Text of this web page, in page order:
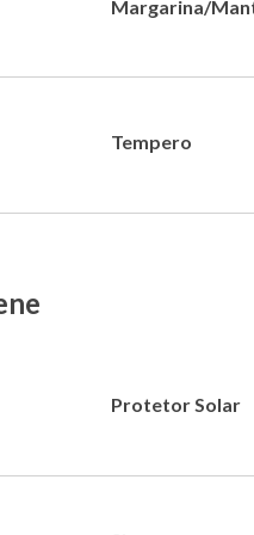
Margarina/
Tempero
Protetor Solar